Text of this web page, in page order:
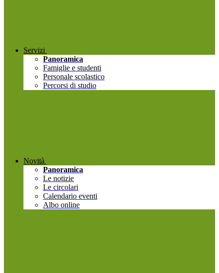
Servizi
Panoramica
Famiglie e studenti
Personale scolastico
Percorsi di studio
Novità
Panoramica
Le notizie
Le circolari
Calendario eventi
Albo online